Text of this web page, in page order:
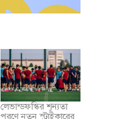
লেভান্ডফস্কির শূন্যতা
পূরণে নতুন স্ট্রাইকারের